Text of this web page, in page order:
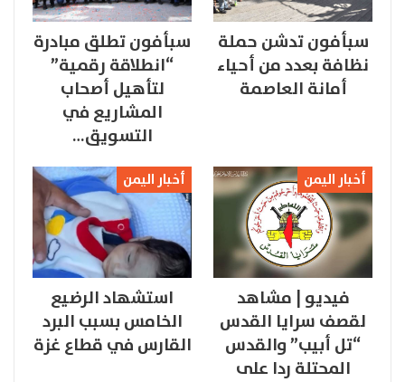
سبأفون تدشن حملة
نظافة بعدد من أحياء
أمانة العاصمة
سبأفون تطلق مبادرة
“انطلاقة رقمية”
لتأهيل أصحاب
المشاريع في
التسويق…
أخبار اليمن
فيديو | مشاهد
لقصف سرايا القدس
“تل أبيب” والقدس
المحتلة ردا على
أخبار اليمن
استشهاد الرضيع
الخامس بسبب البرد
القارس في قطاع غزة